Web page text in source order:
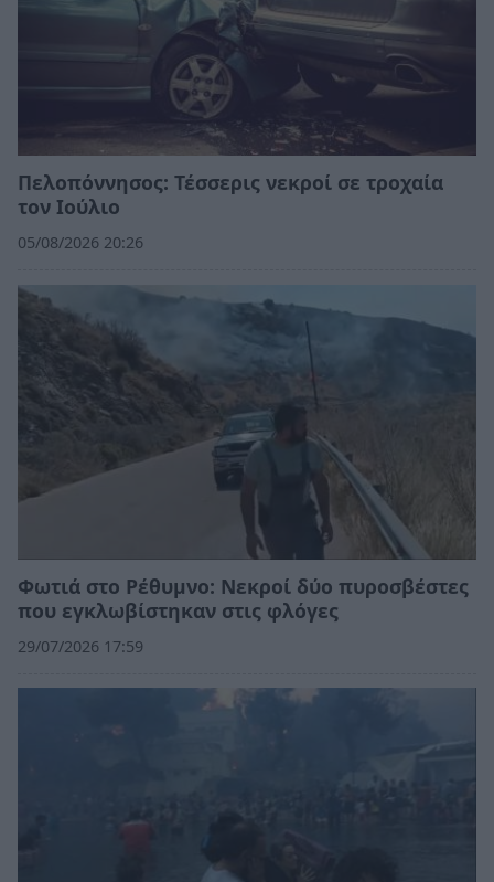
Πελοπόννησος: Τέσσερις νεκροί σε τροχαία
τον Ιούλιο
05/08/2026 20:26
Φωτιά στο Ρέθυμνο: Νεκροί δύο πυροσβέστες
που εγκλωβίστηκαν στις φλόγες
29/07/2026 17:59